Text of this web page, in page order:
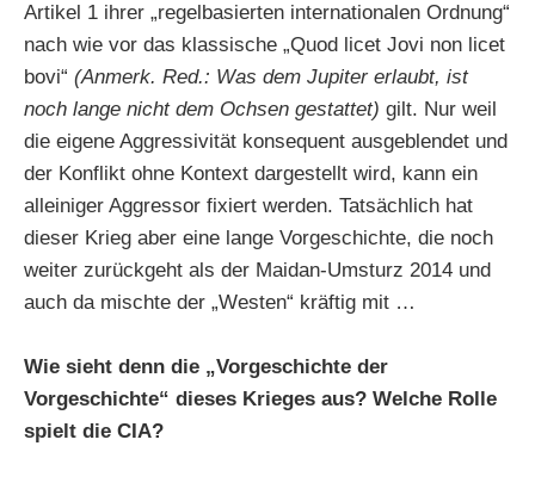
Artikel 1 ihrer „regelbasierten internationalen Ordnung“
nach wie vor das klassische „Quod licet Jovi non licet
bovi“ (Anmerk. Red.: Was dem Jupiter erlaubt, ist
noch lange nicht dem Ochsen gestattet) gilt. Nur weil
die eigene Aggressivität konsequent ausgeblendet und
der Konflikt ohne Kontext dargestellt wird, kann ein
alleiniger Aggressor fixiert werden. Tatsächlich hat
dieser Krieg aber eine lange Vorgeschichte, die noch
weiter zurückgeht als der Maidan-Umsturz 2014 und
auch da mischte der „Westen“ kräftig mit …
Wie sieht denn die „Vorgeschichte der
Vorgeschichte“ dieses Krieges aus? Welche Rolle
spielt die CIA?